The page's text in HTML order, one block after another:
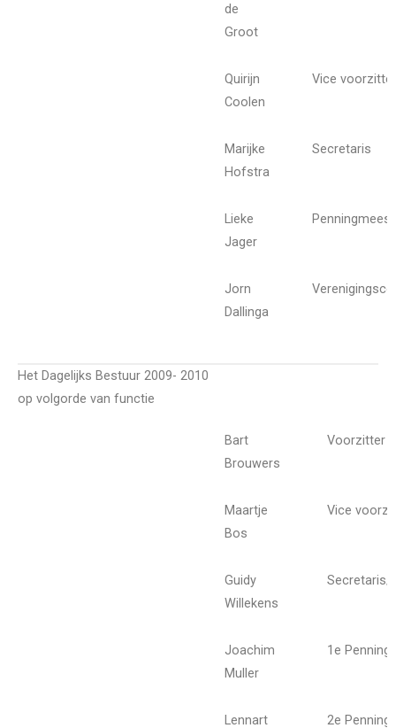
de
Groot
Quirijn
Coolen
Vice voorzitter
Marijke
Hofstra
Secretaris
Lieke
Jager
Jorn
Dallinga
Het Dagelijks Bestuur 2009- 2010
op volgorde van functie
Bart
Brouwers
Voorzitter
Maartje
Bos
Vice
Guidy
Willekens
Secretaris/
Joachim
Muller
1e
Lennart 2e